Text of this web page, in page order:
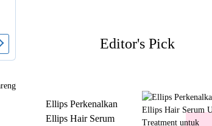
Editor's Pick
Ellips Perkenalkan
Ellips Hair Serum